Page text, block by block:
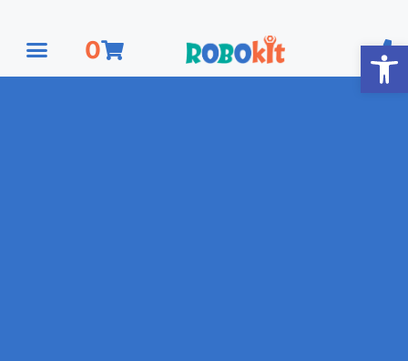
פתח סרגל נגישות 0